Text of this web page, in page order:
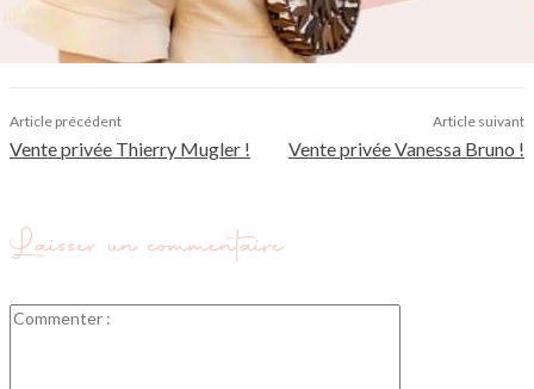
Article précédent
Vente privée Thierry Mugler !
Article suivant
Vente privée Vanessa Bruno !
Laisser un commentaire